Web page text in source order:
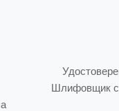
Шлифовщик